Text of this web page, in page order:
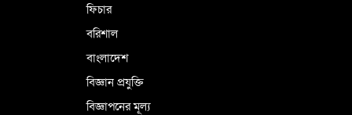
ফিচার
বরিশাল
বাংলাদেশ
বিজ্ঞান প্রযুক্তি
বিজ্ঞাপনের মূল্য